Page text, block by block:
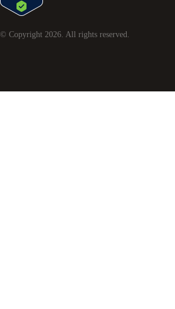
© Copyright 2026 . All rights reserved.